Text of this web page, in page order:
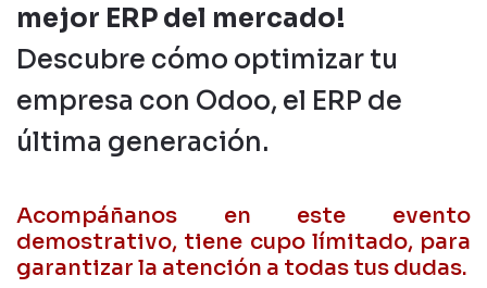
mejor ERP del mercado!
Descubre cómo optimizar tu
empresa con Odoo, el ERP de
última generación.
Acompáñanos en este evento
demostrativo, tiene cupo límitado, para
garantizar la atención a todas tus dudas.